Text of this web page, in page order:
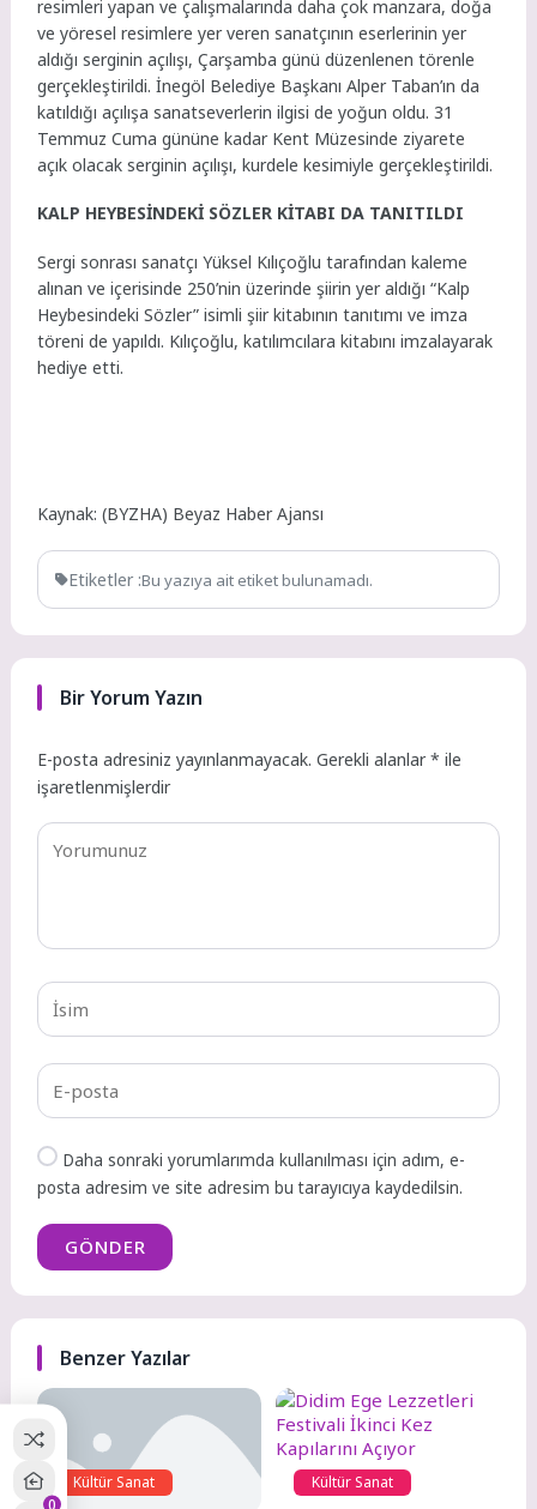
resimleri yapan ve çalışmalarında daha çok manzara, doğa
ve yöresel resimlere yer veren sanatçının eserlerinin yer
aldığı serginin açılışı, Çarşamba günü düzenlenen törenle
gerçekleştirildi. İnegöl Belediye Başkanı Alper Taban’ın da
katıldığı açılışa sanatseverlerin ilgisi de yoğun oldu. 31
Temmuz Cuma gününe kadar Kent Müzesinde ziyarete
açık olacak serginin açılışı, kurdele kesimiyle gerçekleştirildi.
KALP HEYBESİNDEKİ SÖZLER KİTABI DA TANITILDI
Sergi sonrası sanatçı Yüksel Kılıçoğlu tarafından kaleme
alınan ve içerisinde 250’nin üzerinde şiirin yer aldığı “Kalp
Heybesindeki Sözler” isimli şiir kitabının tanıtımı ve imza
töreni de yapıldı. Kılıçoğlu, katılımcılara kitabını imzalayarak
hediye etti.
Kaynak: (BYZHA) Beyaz Haber Ajansı
Etiketler :Bu yazıya ait etiket bulunamadı.
Bir Yorum Yazın
E-posta adresiniz yayınlanmayacak. Gerekli alanlar* ile
işaretlenmişlerdir
Daha sonraki yorumlarımda kullanılması için adım, e-
posta adresim ve site adresim bu tarayıcıya kaydedilsin.
GÖNDER
Benzer Yazılar
Kültür Sanat
Kültür Sanat
0